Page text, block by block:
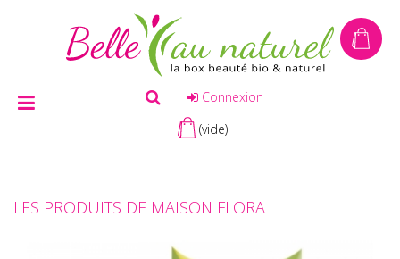
Connexion
(vide)
LES PRODUITS DE MAISON FLORA